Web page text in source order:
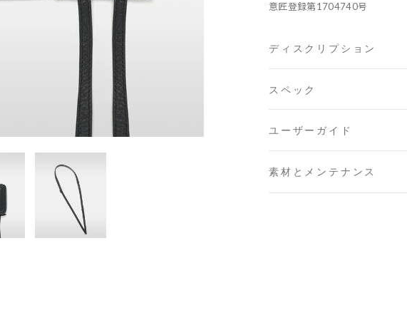
日本橋コレド室町テラス店
大阪梅田グランフロント店
意匠登録第1704740号
ディスクリプション
スペック
ユーザーガイド
素材とメンテナンス